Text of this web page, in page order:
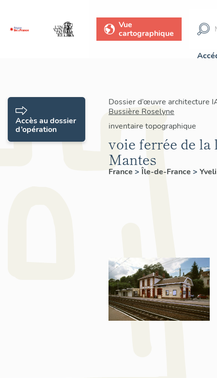
Vue
cartographique
Dossier d’œuvre architecture
Bussière Roselyne
inventaire topographique
voie ferrée de
Mantes
France > Île-de-France >
Accès au dossier
d’opération